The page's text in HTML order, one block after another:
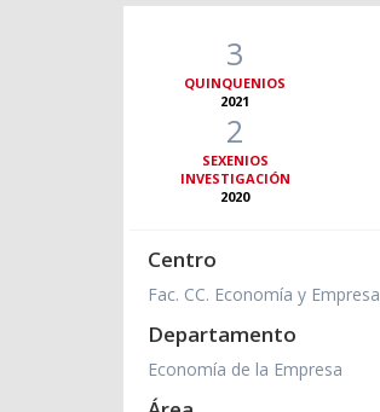
3
QUINQUENIOS
2021
2
SEXENIOS
INVESTIGACIÓN
2020
Centro
Fac. CC. Economía y Empresa
Departamento
Economía de la Empresa